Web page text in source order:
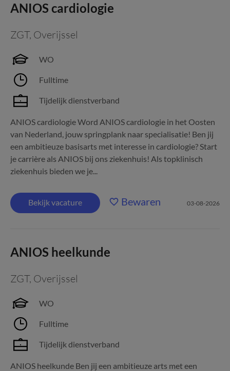
ANIOS cardiologie
ZGT, Overijssel
WO
Fulltime
Tijdelijk dienstverband
ANIOS cardiologie Word ANIOS cardiologie in het Oosten
van Nederland, jouw springplank naar specialisatie! Ben jij
een ambitieuze basisarts met interesse in cardiologie? Start
je carrière als ANIOS bij ons ziekenhuis! Als topklinisch
ziekenhuis bieden we je...
Bekijk vacature Bewaren 03-08-2026
ANIOS heelkunde
ZGT, Overijssel
WO
Fulltime
Tijdelijk dienstverband
ANIOS heelkunde Ben jij een ambitieuze arts met een